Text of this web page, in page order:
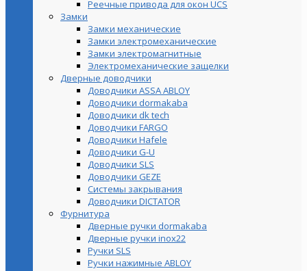
Реечные привода для окон UСS
Замки
Замки механические
Замки электромеханические
Замки электромагнитные
Электромеханические защелки
Дверные доводчики
Доводчики ASSA ABLOY
Доводчики dormakaba
Доводчики dk tech
Доводчики FARGO
Доводчики Hafele
Доводчики G-U
Доводчики SLS
Доводчики GEZE
Cистемы закрывания
Доводчики DICTATOR
Фурнитура
Дверные ручки dormakaba
Дверные ручки inox22
Ручки SLS
Ручки нажимные ABLOY